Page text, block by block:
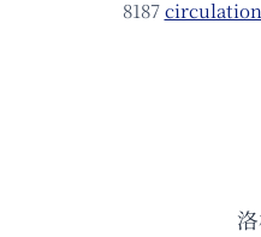
8187